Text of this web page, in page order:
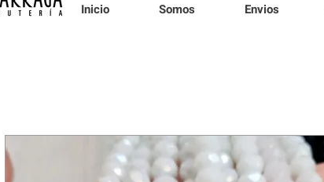
Inicio Somos Envios